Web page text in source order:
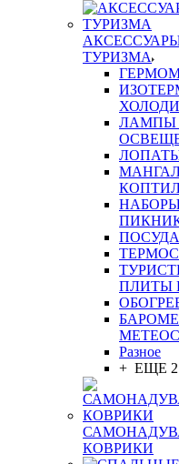
ТУРИЗМА
ЛАМПЫ
ПОСУДА
ПЛИТЫ
Разное
+ ЕЩЕ 2
КОВРИКИ